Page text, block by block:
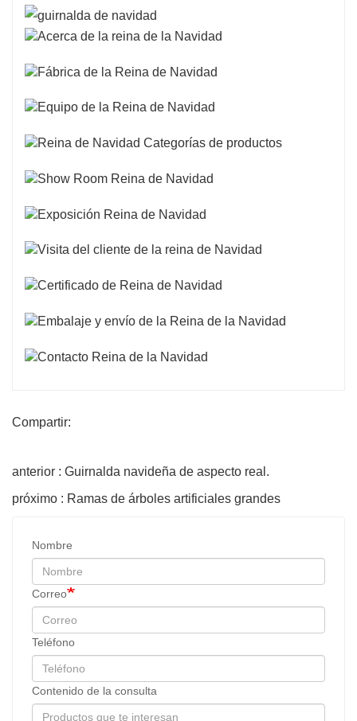
Compartir:
anterior : Guirnalda navideña de aspecto real.
próximo : Ramas de árboles artificiales grandes
Nombre
Correo
Teléfono
Contenido de la consulta